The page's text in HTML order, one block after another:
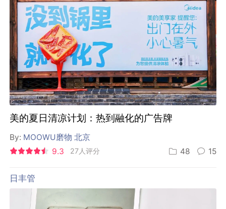
美的夏日清凉计划：热到融化的广告牌
By: MOOWU磨物 北京
9.3
27人评分 48 15
日丰管